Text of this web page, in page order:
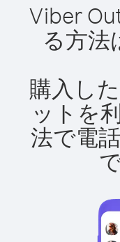
Viber
る方法
購入し
ットを
法で電